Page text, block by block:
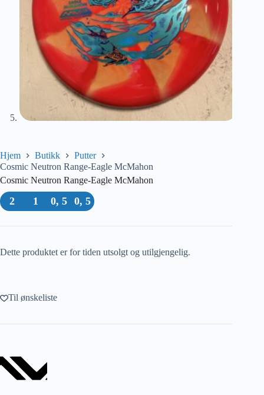
Hjem Butikk
Putter
Cosmic Neutron Range-Eagle McMahon
Cosmic Neutron Range-Eagle McMahon
2 1 0, 5 0, 5
Dette produktet er for tiden utsolgt og utilgjengelig.
Til ønskeliste